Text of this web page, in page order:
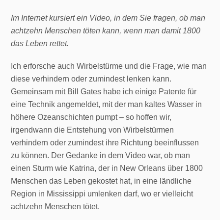
Im Internet kursiert ein Video, in dem Sie fragen, ob man
achtzehn Menschen töten kann, wenn man damit 1800
das Leben rettet.
Ich erforsche auch Wirbelstürme und die Frage, wie man
diese verhindern oder zumindest lenken kann.
Gemeinsam mit Bill Gates habe ich einige Patente für
eine Technik angemeldet, mit der man kaltes Wasser in
höhere Ozeanschichten pumpt – so hoffen wir,
irgendwann die Entstehung von Wirbelstürmen
verhindern oder zumindest ihre Richtung beeinflussen
zu können. Der Gedanke in dem Video war, ob man
einen Sturm wie Katrina, der in New Orleans über 1800
Menschen das Leben gekostet hat, in eine ländliche
Region in Mississippi umlenken darf, wo er vielleicht
achtzehn Menschen tötet.